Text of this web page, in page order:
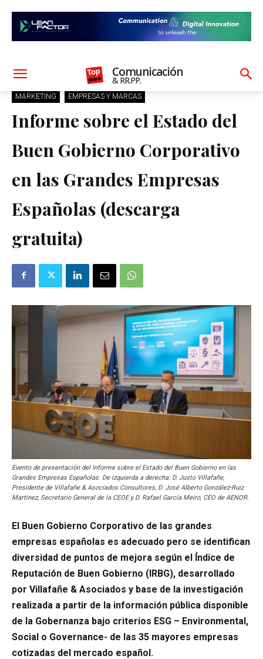
Comunicación
& RR.PP.
MARKETING EMPRESAS Y MARCAS
Informe sobre el Estado del
Buen Gobierno Corporativo
en las Grandes Empresas
Españolas (descarga
gratuita)
Evento de presentación del Informe sobre el Estado del Buen Gobierno en las
Grandes Empresas Españolas. De izquierda a derecha: D. Justo Villafañe,
Presidente de Villafañe & Asociados Consultores, D. José Alberto González-Ruiz
Martinez, Secretario General de la CEOE y D. Rafael García Meiro, CEO de AENOR.
El Buen Gobierno Corporativo de las grandes
empresas españolas es adecuado pero se identifican
diversidad de puntos de mejora según el Índice de
Reputación de Buen Gobierno (IRBG), desarrollado
por Villafañe & Asociados y base de la investigación
realizada a partir de la información pública disponible
de la Gobernanza bajo criterios ESG – Environmental,
Social o Governance- de las 35 mayores empresas
cotizadas del mercado español.